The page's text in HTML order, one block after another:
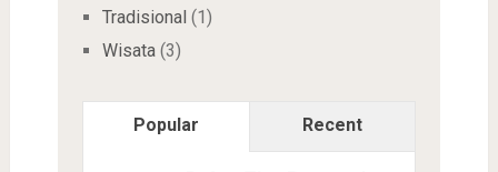
Tradisional (1)
Wisata(3)
Popular Recent